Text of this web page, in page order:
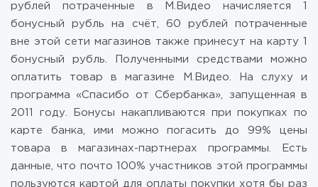
рублей потраченные в М.Видео начисляется 1
бонусный рубль на счёт, 60 рублей потраченные
вне этой сети магазинов также принесут на карту 1
бонусный рубль. Полученными средствами можно
оплатить товар в магазине М.Видео. На слуху и
программа «Спасибо от Сбербанка», запущенная в
2011 году. Бонусы накапливаются при покупках по
карте банка, ими можно погасить до 99% цены
товара в магазинах-партнерах программы. Есть
данные, что почто 100% участников этой программы
пользуются картой для оплаты покупки хотя бы раз